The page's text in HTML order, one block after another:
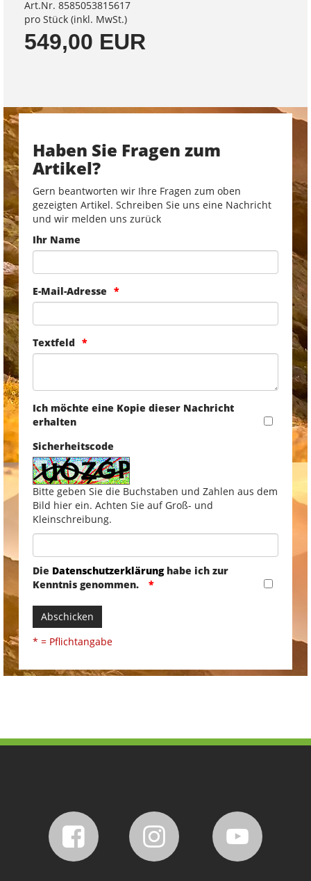
Art.Nr. 8585053815617
pro Stück (inkl. MwSt.)
549,00 EUR
Haben Sie Fragen zum
Artikel?
Gern beantworten wir Ihre Fragen zum oben
gezeigten Artikel. Schreiben Sie uns eine Nachricht
und wir melden uns zurück
Ihr Name
E-Mail-Adresse
Textfeld
Ich möchte eine Kopie dieser Nachricht
erhalten
Sicherheitscode
Bitte geben Sie die Buchstaben und Zahlen aus dem
Bild hier ein. Achten Sie auf Groß- und
Kleinschreibung.
Die Datenschutzerklärunghabe ich zur
Kenntnis genommen.
Abschicken
* = Pflichtangabe